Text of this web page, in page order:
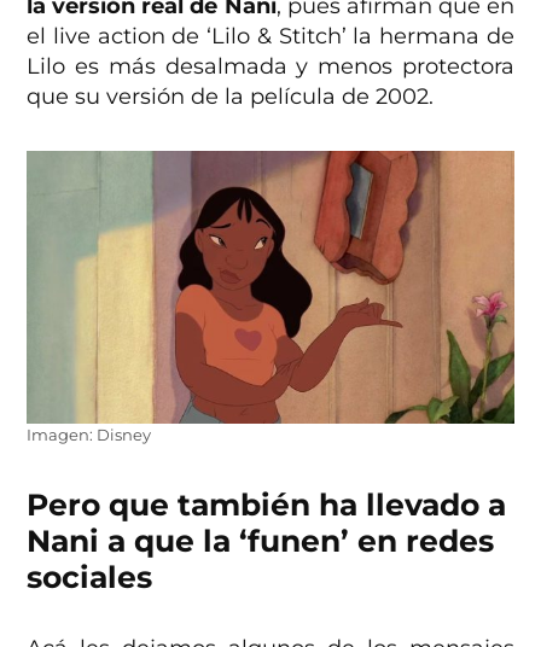
la versión real de Nani, pues afirman que en
el live action de ‘Lilo & Stitch’ la hermana de
Lilo es más desalmada y menos protectora
que su versión de la película de 2002.
Imagen: Disney
Pero que también ha llevado a
Nani a que la ‘funen’ en redes
sociales